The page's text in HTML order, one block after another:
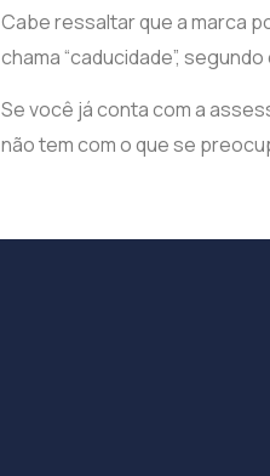
Cabe ressaltar que a marca
chama “caducidade”,
Se você já conta com a
não tem com o que se